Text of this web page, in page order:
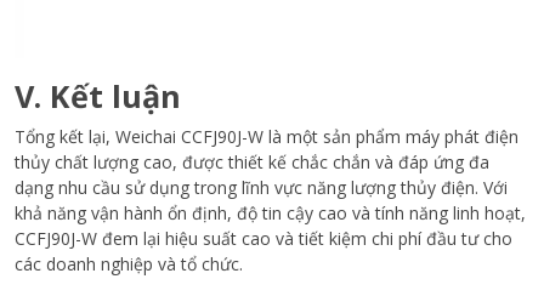
V. Kết luận
Tổng kết lại, Weichai CCFJ90J-W là một sản phẩm máy phát điện
thủy chất lượng cao, được thiết kế chắc chắn và đáp ứng đa
dạng nhu cầu sử dụng trong lĩnh vực năng lượng thủy điện. Với
khả năng vận hành ổn định, độ tin cậy cao và tính năng linh hoạt,
CCFJ90J-W đem lại hiệu suất cao và tiết kiệm chi phí đầu tư cho
các doanh nghiệp và tổ chức.